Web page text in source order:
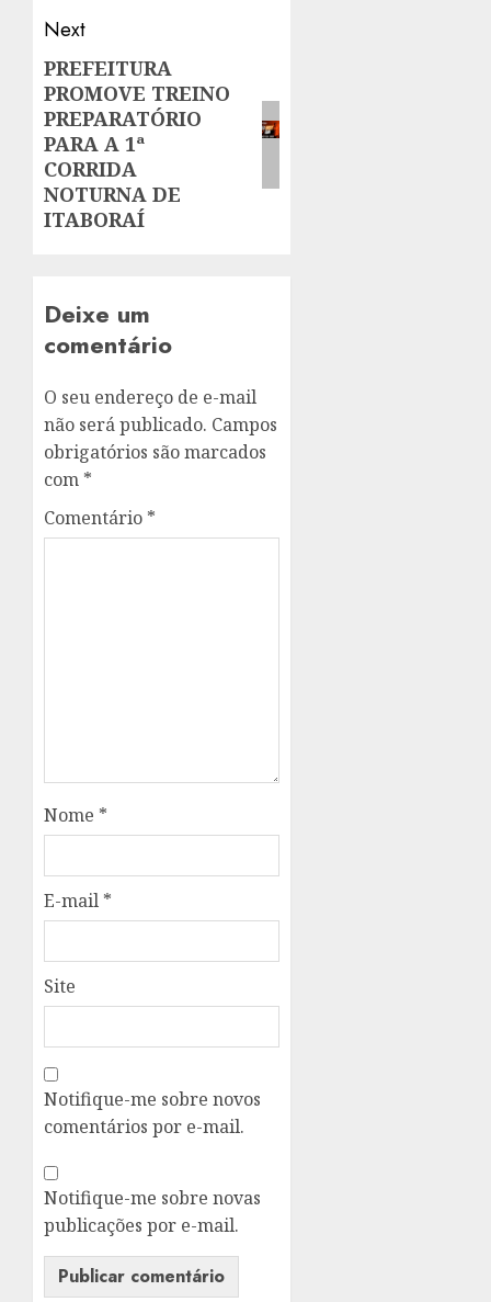
Next
Next
post:
PREFEITURA
PROMOVE TREINO
PREPARATÓRIO
PARA A 1ª
CORRIDA
NOTURNA DE
ITABORAÍ
Deixe um
comentário
O seu endereço de e-mail
não será publicado. Campos
obrigatórios são marcados
com *
Comentário *
Nome *
E-mail *
Site
Notifique-me sobre novos
comentários por e-mail.
Notifique-me sobre novas
publicações por e-mail.